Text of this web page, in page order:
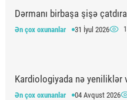
Dərmanı birbaşa şişə
Ən çox oxunanlar 31 İyul 2026
Kardiologiyada nə yeniliklər
Ən çox oxunanlar 04 Avqust 2026